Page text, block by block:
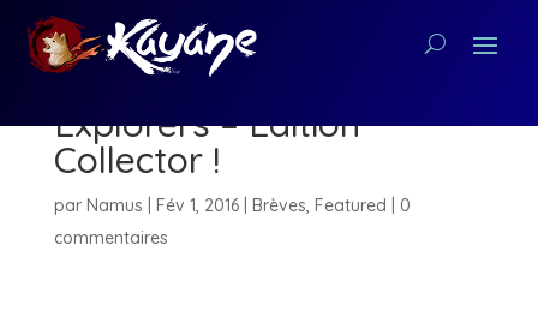
[Unboxing] Final Fantasy
Explorers – Edition
Collector !
par Namus Fév 1, 2016| Brèves, Featured
0
commentaires